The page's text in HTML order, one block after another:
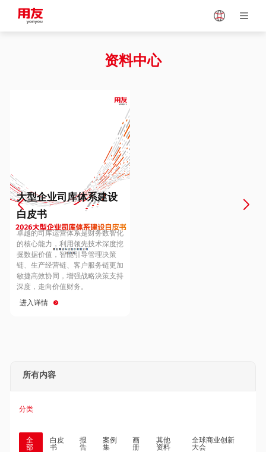
Vietnam
Europe
Hungary
Hong Kong
资料中心
大型企业司库体系建设
白皮书
卓越的司库运营体系是财务数智化
的核心能力，利用领先技术深度挖
掘数据价值，智能引导管理决策
链、生产经营链、客户服务链更加
敏捷高效协同，增强战略決策支持
深度，走向价值财务。
进入详情
所有内容
分类
全
部
白皮
书
报
告
案例
集
画
册
其他
资料
全球商业创新
大会